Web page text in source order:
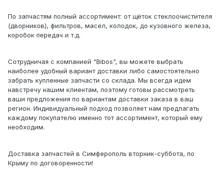
По запчастям полный ассортимент: от щёток стеклоочистителя
(дворников), фильтров, масел, колодок, до кузовного железа,
коробок передач и т.д.
Сотрудничая с компанией "Bibos", вы можете выбрать
наиболее удобный вариант доставки либо самостоятельно
забрать купленные запчасти со склада. Мы всегда идем
навстречу нашим клиентам, поэтому готовы рассмотреть
ваши предложения по вариантам доставки заказа в ваш
регион. Индивидуальный подход позволяет нам предлагать
каждому покупателю именно тот ассортимент, который ему
необходим.
Доставка запчастей в Симферополь вторник-суббота, по
Крыму по договоренности!